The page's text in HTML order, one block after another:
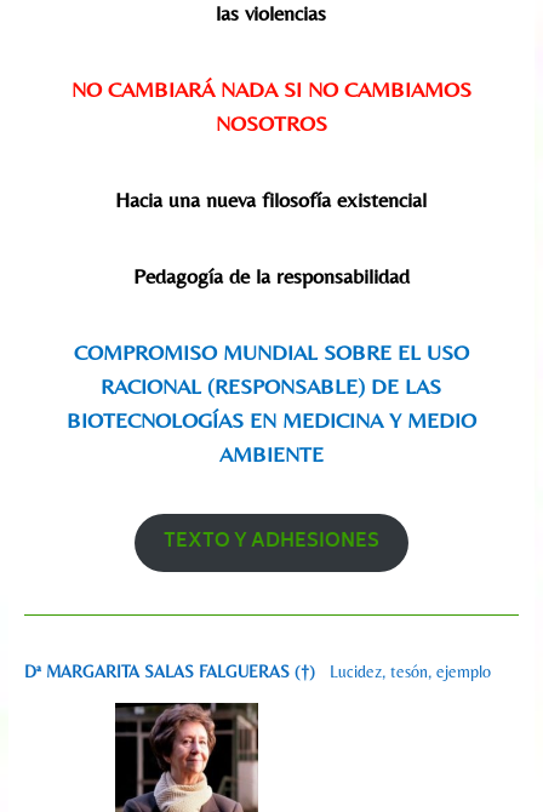
las violencias
NO CAMBIARÁ NADA SI NO CAMBIAMOS
NOSOTROS
Hacia una nueva filosofía existencial
Pedagogía de la responsabilidad
COMPROMISO MUNDIAL SOBRE EL USO
RACIONAL (RESPONSABLE) DE LAS
BIOTECNOLOGÍAS EN MEDICINA Y MEDIO
AMBIENTE
TEXTO Y ADHESIONES
Dª MARGARITA SALAS FALGUERAS (†) Lucidez, tesón, ejemplo